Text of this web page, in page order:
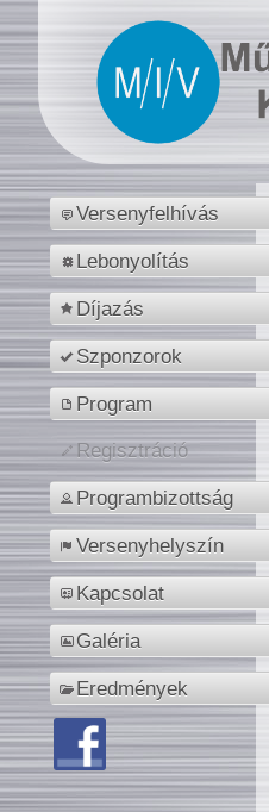
Versenyfelhívás
Lebonyolítás
Díjazás
Szponzorok
Program
Regisztráció
Programbizottság
Versenyhelyszín
Kapcsolat
Galéria
Eredmények